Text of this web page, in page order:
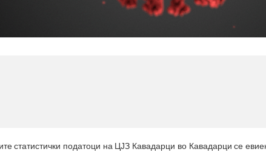
статистички податоци на ЦЈЗ Кавадарци во Кавадарци се